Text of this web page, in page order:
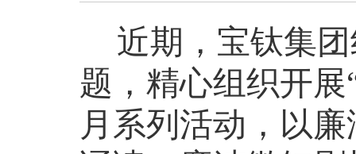
近期，宝钛集
题，精心组织开
月系列活动，以